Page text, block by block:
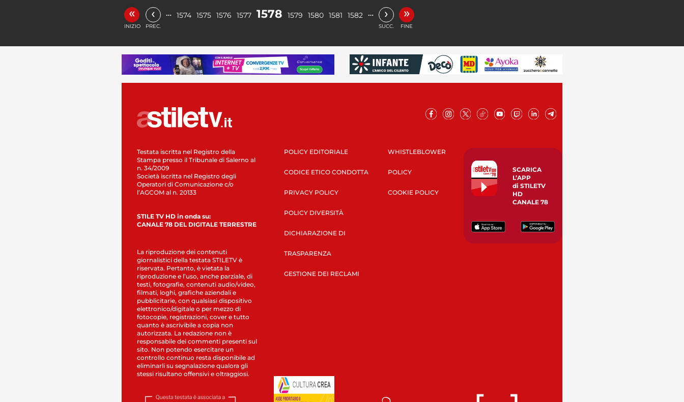
«
INIZIO
‹
PREC.
… 1574 1575 1576 1577 1578 1579 1580 1581 1582 … ›
SUCC.
»
FINE
Testata iscritta nel Registro della
Stampa presso il Tribunale di Salerno al
n. 34/2009
Società iscritta nel Registro degli
Operatori di Comunicazione c/o
l’AGCOM al n. 20133
STILE TV HD in onda su:
CANALE 78 DEL DIGITALE TERRESTRE
La riproduzione dei contenuti
giornalistici della testata STILETV è
riservata. Pertanto, è vietata la
riproduzione e l’uso, anche parziale, di
testi, fotografie, contenuti audio/video,
filmati, loghi, grafiche aziendali e
pubblicitarie, con qualsiasi dispositivo
elettronico/digitale o per mezzo di
fotocopie, registrazioni, cover e tutto
quanto è ascrivibile a copia non
autorizzata. La redazione non è
responsabile dei commenti presenti sul
sito. Non potendo esercitare un
controllo continuo resta disponibile ad
eliminarli su segnalazione qualora gli
stessi risultano offensivi e oltraggiosi.
POLICY EDITORIALE
CODICE ETICO CONDOTTA
PRIVACY POLICY
POLICY DIVERSITÀ
DICHIARAZIONE DI
TRASPARENZA
GESTIONE DEI RECLAMI
WHISTLEBLOWER
POLICY
COOKIE POLICY
SCARICA
L’APP
di STILETV
HD
CANALE 78